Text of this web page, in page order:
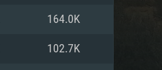
164.0K
102.7K